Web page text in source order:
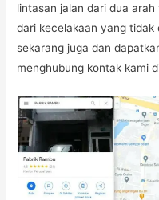
lintasan jalan dari dua
dari kecelakaan yang tidak
sekarang juga dan
menghubung kontak kami